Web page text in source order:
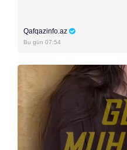
Qafqazinfo.az
Bu gün 07:54